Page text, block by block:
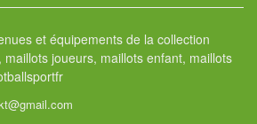
et équipements de la collection
maillots joueurs, maillots enfant, maillots